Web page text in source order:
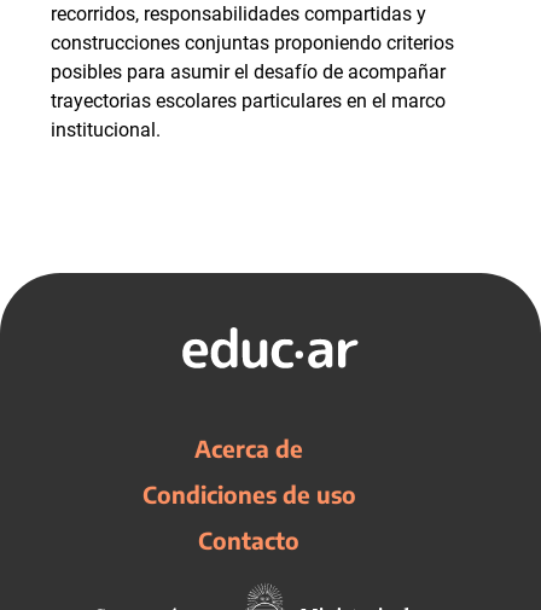
recorridos, responsabilidades compartidas y
construcciones conjuntas proponiendo criterios
posibles para asumir el desafío de acompañar
trayectorias escolares particulares en el marco
institucional.
Acerca de
Condiciones de uso
Contacto